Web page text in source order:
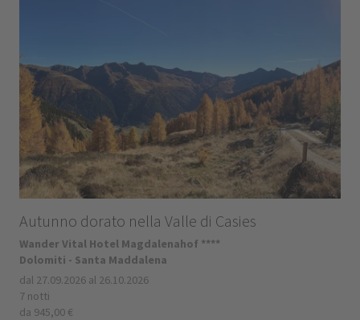
Autunno dorato nella Valle di Casies
Wander Vital Hotel Magdalenahof ****
Dolomiti - Santa Maddalena
dal 27.09.2026 al 26.10.2026
7 notti
da 945,00 €